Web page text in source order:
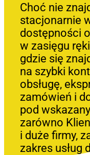
Choć nie
stacjonarnie
dostępności
w zasięgu
gdzie się
na szybki
obsługę,
zamówień i
pod
zarówno
i duże firmy,
zakres usług